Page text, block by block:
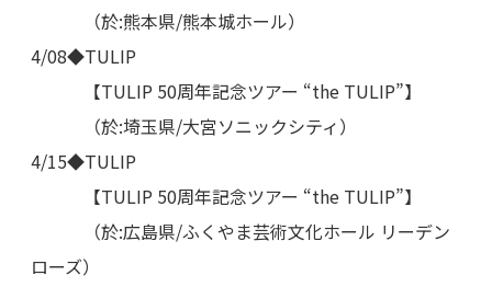
（於:熊本県/熊本城ホール）
4/08◆TULIP
【TULIP 50周年記念ツアー “the TULIP”】
（於:埼玉県/大宮ソニックシティ）
4/15◆TULIP
【TULIP 50周年記念ツアー “the TULIP”】
（於:広島県/ふくやま芸術文化ホール リーデン
ローズ）